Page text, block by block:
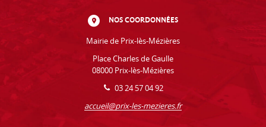
NOS COORDONNÉES
Mairie de Prix-lès-Mézières
Place Charles de Gaulle
08000 Prix-lès-Mézières
03 24 57 04 92
accueil@prix-les-mezieres.fr